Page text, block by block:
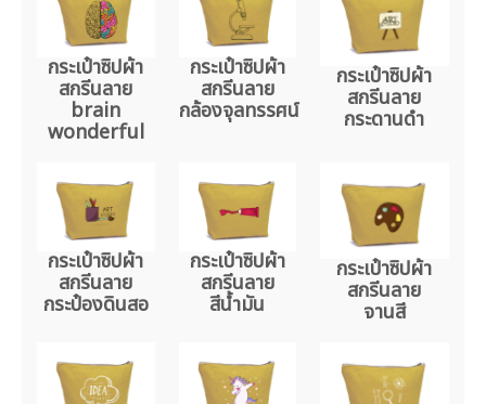
กระเป๋าซิปผ้า
สกรีนลาย
brain
wonderful
กระเป๋าซิปผ้า
สกรีนลาย
กล้องจุลทรรศน์
กระเป๋าซิปผ้า
สกรีนลาย
กระดานดำ
กระเป๋าซิปผ้า
สกรีนลาย
กระป๋องดินสอ
กระเป๋าซิปผ้า
สกรีนลาย
สีน้ำมัน
กระเป๋าซิปผ้า
สกรีนลาย
จานสี